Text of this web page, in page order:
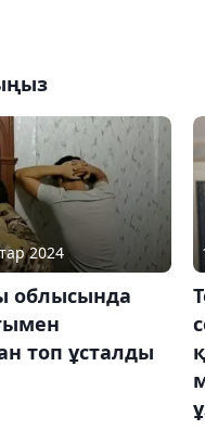
2024
облысында
топ ұсталды